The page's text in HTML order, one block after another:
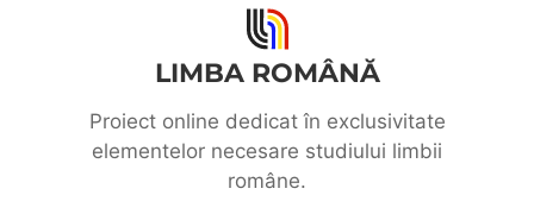
LIMBA ROMÂNĂ
Proiect online dedicat în exclusivitate
elementelor necesare studiului limbii
române.